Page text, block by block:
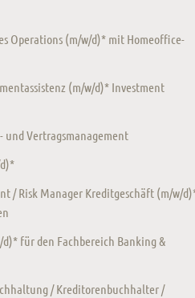
Operations (m/w/d)* mit Homeoffice-
(m/w/d)* Investment
Vertragsmanagement
/ Risk Manager Kreditgeschäft (m/w/
für den Fachbereich Banking &
/ Kreditorenbuchhalter /